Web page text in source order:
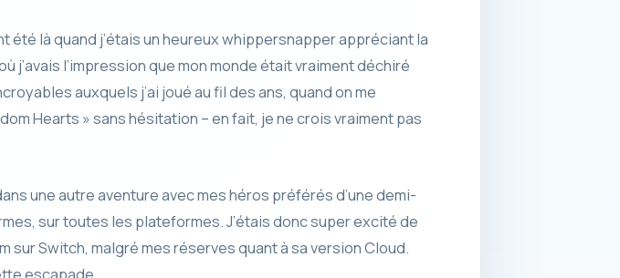
été là quand j’étais un heureux whippersnapper appréciant la
l’impression que mon monde était vraiment déchiré
auxquels j’ai joué au fil des ans, quand on me
Hearts » sans hésitation – en fait, je ne crois vraiment pas
une autre aventure avec mes héros préférés d’une demi-
sur toutes les plateformes. J’étais donc super excité de
sur Switch, malgré mes réserves quant à sa version Cloud.